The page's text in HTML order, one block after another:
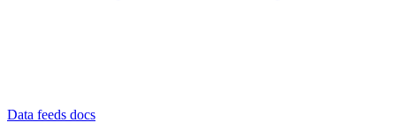
Data feeds docs